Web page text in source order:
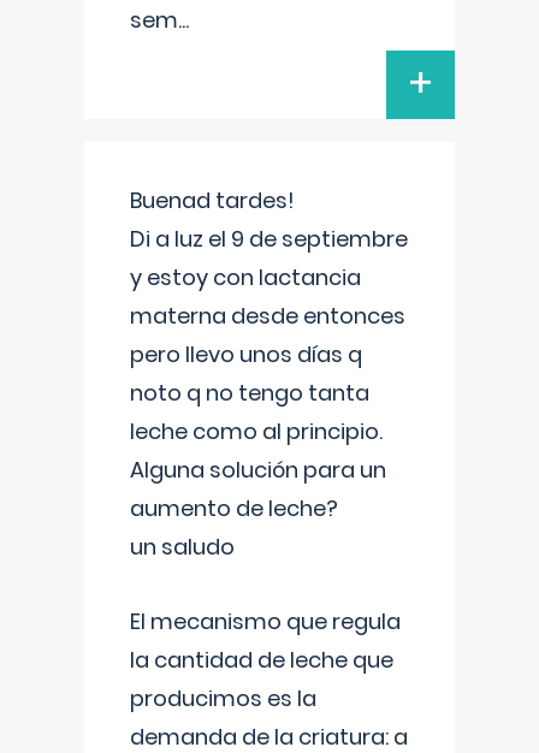
sem...
+
Buenad tardes!
Di a luz el 9 de septiembre
y estoy con lactancia
materna desde entonces
pero llevo unos días q
noto q no tengo tanta
leche como al principio.
Alguna solución para un
aumento de leche?
un saludo
El mecanismo que regula
la cantidad de leche que
producimos es la
demanda de la criatura: a